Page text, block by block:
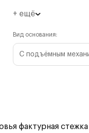
+ ещё
Вид основания:
С подъёмным
фактурная